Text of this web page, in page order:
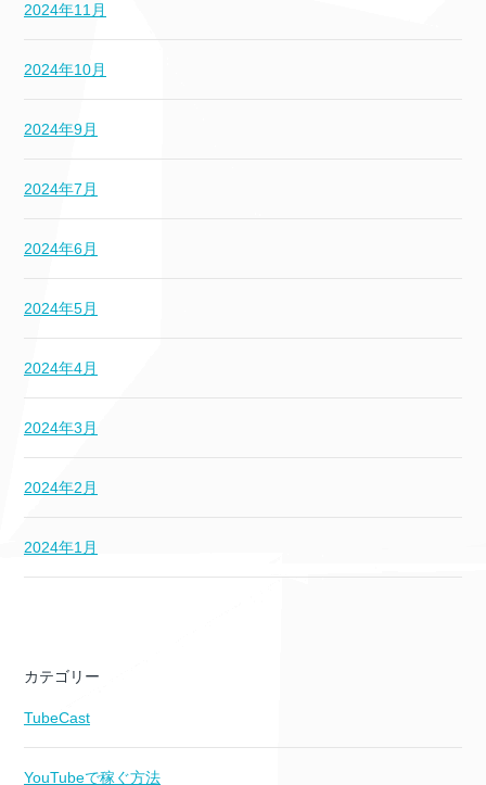
2024年11月
2024年10月
2024年9月
2024年7月
2024年6月
2024年5月
2024年4月
2024年3月
2024年2月
2024年1月
カテゴリー
TubeCast
YouTubeで稼ぐ方法